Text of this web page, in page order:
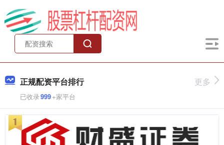
正规配资平台排行
已收录999+家平台
更多